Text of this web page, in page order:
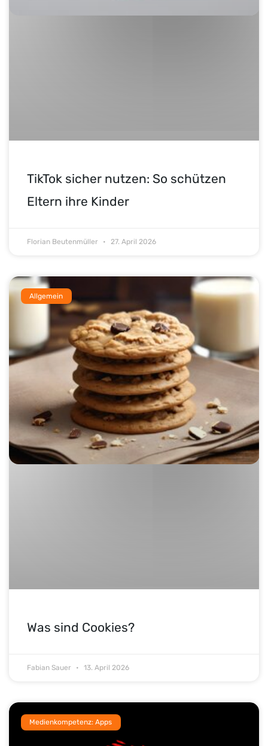
TikTok sicher nutzen: So schützen
Eltern ihre Kinder
Florian Beutenmüller 27. April 2026
Allgemein
Was sind Cookies?
Fabian Sauer 13. April 2026
Medienkompetenz: Apps